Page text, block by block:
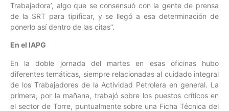
Trabajadora’, algo que se consensuó con la gente de prensa
de la SRT para tipificar, y se llegó a esa determinación de
ponerlo así dentro de las citas”.
En el IAPG
En la doble jornada del martes en esas oficinas hubo
diferentes temáticas, siempre relacionadas al cuidado integral
de los Trabajadores de la Actividad Petrolera en general. La
primera, por la mañana, trabajó sobre los puestos críticos en
el sector de Torre, puntualmente sobre una Ficha Técnica del